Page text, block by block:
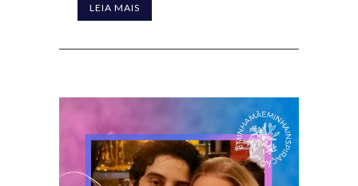
LEIA MAIS